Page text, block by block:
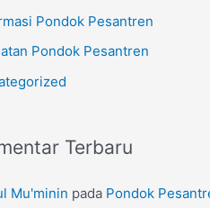
Pondok Pesantren
Pondok Pesantren
Terbaru
Mu'minin pada Pondok